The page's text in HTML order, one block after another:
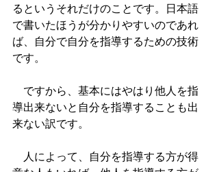
るというそれだけのことです。日本語
で書いたほうが分かりやすいのであれ
ば、自分で自分を指導するための技術
です。
ですから、基本にはやはり他人を指
導出来ないと自分を指導することも出
来ない訳です。
人によって、自分を指導する方が得